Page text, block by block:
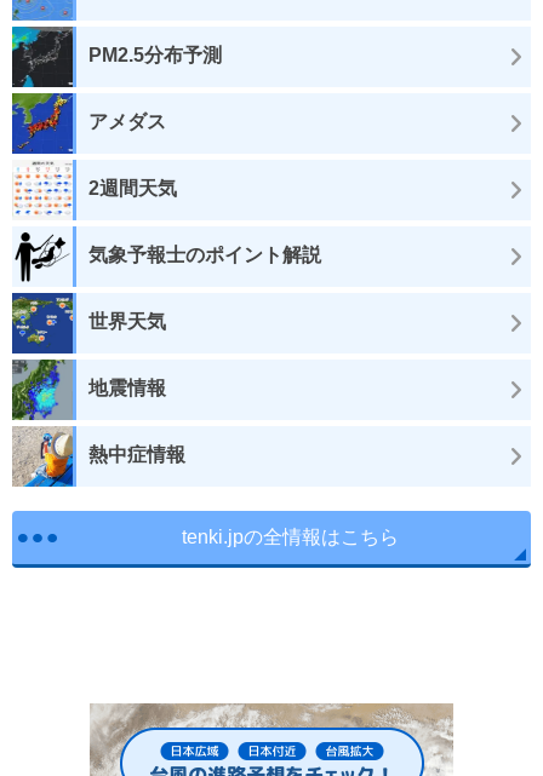
PM2.5分布予測
アメダス
2週間天気
気象予報士のポイント解説
世界天気
地震情報
熱中症情報
tenki.jpの全情報はこちら